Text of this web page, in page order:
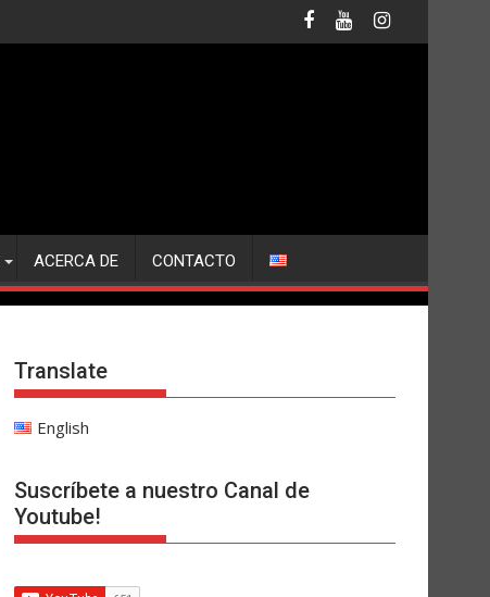
ACERCA DE CONTACTO
Translate
English
Suscríbete a nuestro Canal de
Youtube!